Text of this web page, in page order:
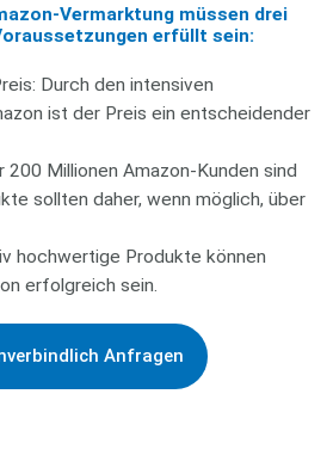
Vermarktung müssen drei
erfüllt sein:
Durch den intensiven
ist der Preis ein entscheidender
200 Millionen Amazon-Kunden sind
sollten daher, wenn möglich, über
hochwertige Produkte können
erfolgreich sein.
Anfragen